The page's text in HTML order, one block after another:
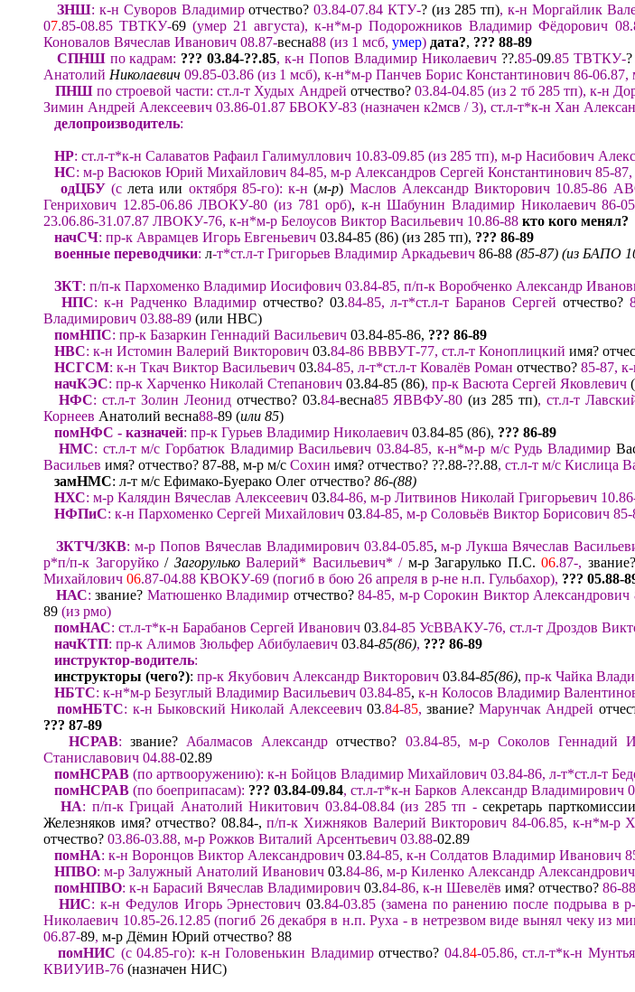
ЗНШ: к-н Суворов Владимиротчество? 03.84-07.84 КТУ-? (из 285 тп), к-н Моргайлик
07.85-08.85ТВТКУ-69 (умер 21 августа),к-н*м-р Подорожников Владимир Фёдорович
Коновалов Вячеслав Иванович 08.87-весна88 (из 1 мсб, умер) дата?, ??? 88-89
СПНШ по кадрам: ??? 03.84-??.85,к-н Попов Владимир Николаевич ??.85-09.85 ТВТКУ-?
Анатолий Николаевич 09.85-03.86 (из 1 мсб), к-н*м-р Панчев Борис Константинович 86-06.87,
ПНШпо строевой части: ст.л-т Худых Андрей отчество? 03.84-04.85 (из 2 тб 285 тп), к-н
Зимин Андрей Алексеевич 03.86-01.87 БВОКУ-83 (назначен к2мсв / 3), ст.л-т*к-н Хан
делопроизводитель:
НР: ст.л-т*к-н Салаватов Рафаил Галимуллович 10.83-09.85 (из 285 тп), м-р Насибович
НС: м-р Васюков Юрий Михайлович 84-85, м-р Александров Сергей Константинович 85-87,
одЦБУ (слета или октября 85-го): к-н (м-р) Маслов Александр Викторович 10.85-86
Генрихович 12.85-06.86 ЛВОКУ-80 (из 781 орб), к-н Шабунин Владимир Николаевич86-
23.06.86-31.07.87 ЛВОКУ-76, к-н*м-р Белоусов Виктор Васильевич 10.86-88 кто кого менял?
начСЧ: пр-к Аврамцев Игорь Евгеньевич 03.84-85 (86) (из 285 тп), ??? 86-89
военные переводчики: л-т*ст.л-т Григорьев Владимир Аркадьевич 86-88 (85-87) (из БАПО
ЗКТ: п/п-к Пархоменко Владимир Иосифович 03.84-85, п/п-к Воробченко Александр
НПС: к-н Радченко Владимиротчество? 03.84-85, л-т*ст.л-т БарановСергей отчество?
Владимирович 03.88-89 (или НВС)
помНПС: пр-к Базаркин Геннадий Васильевич 03.84-85-86, ??? 86-89
НВС: к-н Истомин Валерий Викторович 03.84-86 ВВВУТ-77, ст.л-т Коноплицкий имя?
НСГСМ: к-н Ткач Виктор Васильевич 03.84-85, л-т*ст.л-т Ковалёв Роман отчество? 85-87, к
начКЭС: пр-к Харченко Николай Степанович 03.84-85 (86), пр-к Васюта Сергей Яковлевич (
НФС: ст.л-т Золин Леонидотчество? 03.84-весна85ЯВВФУ-80 (из 285 тп), ст.л-тЛа
Корнеев Анатолий весна88-89 (или 85)
помНФС - казначей: пр-к Гурьев Владимир Николаевич 03.84-85 (86), ??? 86-89
НМС: ст.л-т м/с Горбатюк ВладимирВасильевич 03.84-85, к-н*м-р м/с Рудь Владимир
Васильев имя? отчество? 87-88, м-р м/с Сохин имя? отчество? ??.88-??.88, ст.л-т м/с Кислица
замНМС: л-т м/с Ефимако-Буерако Олег отчество? 86-(88)
НХС: м-р Калядин Вячеслав Алексеевич 03.84-86, м-р Литвинов Николай Григорьевич
НФПиС: к-н Пархоменко Сергей Михайлович 03.84-85, м-р Соловьёв Виктор Борисович 85-
ЗКТЧ/ЗКВ: м-р Попов Вячеслав Владимирович 03.84-05.85, м-р Лукша Вячеслав
р*п/п-к Загоруйко/ Загорулько Валерий* Васильевич* / м-р Загарулько П.С.06.87-,звание?
Михайлович 06.87-04.88 КВОКУ-69 (погиб в бою 26 апреля в р-не н.п. Гульбахор), ??? 05.88-8
НАС: звание? Матюшенко Владимир отчество?84-85, м-р Сорокин Виктор Александрович
89 (из рмо)
помНАС: ст.л-т*к-н Барабанов Сергей Иванович 03.84-85 УсВВАКУ-76, ст.л-т Дроздов
начКТП: пр-к Алимов Зюльфер Абибулаевич 03.84-85(86), ??? 86-89
инструктор-водитель:
инструкторы (чего?): пр-к Якубович Александр Викторович 03.84-85(86), пр-к Чайка
НБТС: к-н*м-р Безуглый Владимир Васильевич 03.84-85, к-н Колосов Владимир
помНБТС: к-н Быковский Николай Алексеевич03.84-85, звание?Марунчак Андрей
??? 87-89
НСРАВ: звание? Абалмасов Александротчество? 03.84-85, м-р Соколов Геннадий
Станиславович 04.88-02.89
помНСРАВ (по артвооружению): к-н Бойцов Владимир Михайлович 03.84-86, л-т*ст.л-т
помНСРАВ (по боеприпасам): ??? 03.84-09.84, ст.л-т*к-н Барков Александр Владимирович
НА: п/п-кГрицай Анатолий Никитович 03.84-08.84(из 285 тп - секретарь парткомиссии
Железняков имя? отчество? 08.84-,п/п-к Хижняков Валерий Викторович 84-06.85, к-н*м-р
отчество? 03.86-03.88, м-р Рожков Виталий Арсентьевич 03.88-02.89
помНА: к-н Воронцов Виктор Александрович 03.84-85, к-н Солдатов Владимир Иванович
НПВО: м-р Залужный Анатолий Иванович 03.84-86, м-р Киленко Александр Александрович
помНПВО: к-н Барасий Вячеслав Владимирович 03.84-86, к-н Шевелёв имя? отчество? 86-
НИС: к-н Федулов Игорь Эрнестович 03.84-03.85 (замена по ранениюпосле подрыва в
Николаевич 10.85-26.12.85 (погиб 26 декабря в н.п. Руха -в нетрезвом виде вынял чеку из
06.87-89, м-р Дёмин Юрий отчество? 88
помНИС (с 04.85-го): к-н Головенькин Владимиротчество? 04.84-05.86, ст.л-т*к-н
КВИУИВ-76 (назначен НИС)